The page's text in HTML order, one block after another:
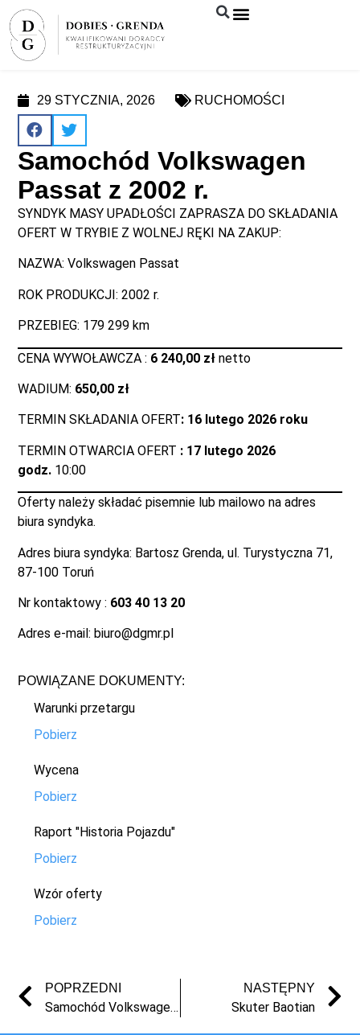
29 STYCZNIA, 2026 RUCHOMOŚCI
Samochód Volkswagen
Passat z 2002 r.
SYNDYK MASY UPADŁOŚCI ZAPRASZA DO SKŁADANIA
OFERT W TRYBIE Z WOLNEJ RĘKI NA ZAKUP:
NAZWA: Volkswagen Passat
ROK PRODUKCJI: 2002 r.
PRZEBIEG: 179 299 km
CENA WYWOŁAWCZA : 6 240,00 zł netto
WADIUM: 650,00 zł
TERMIN SKŁADANIA OFERT: 16 lutego 2026 roku
TERMIN OTWARCIA OFERT : 17 lutego 2026
godz. 10:00
Oferty należy składać pisemnie lub mailowo na adres
biura syndyka.
Adres biura syndyka: Bartosz Grenda, ul. Turystyczna 71,
87-100 Toruń
Nr kontaktowy : 603 40 13 20
Adres e-mail: biuro@dgmr.pl
POWIĄZANE DOKUMENTY:
Warunki przetargu
Pobierz
Wycena
Pobierz
Raport "Historia Pojazdu"
Pobierz
Wzór oferty
Pobierz
POPRZEDNI
Samochód Volkswagen Golf
NASTĘPNY
Skuter Baotian